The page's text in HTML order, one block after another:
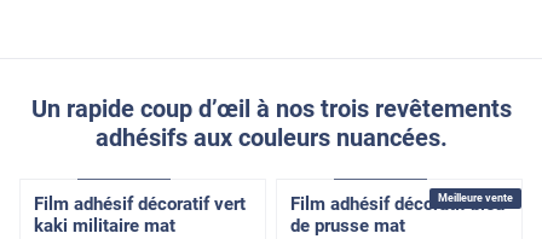
Un rapide coup d’œil à nos trois revêtements
adhésifs aux couleurs nuancées.
Film adhésif décoratif vert
kaki militaire mat
Meilleure vente
Film adhésif décoratif bleu
de prusse mat